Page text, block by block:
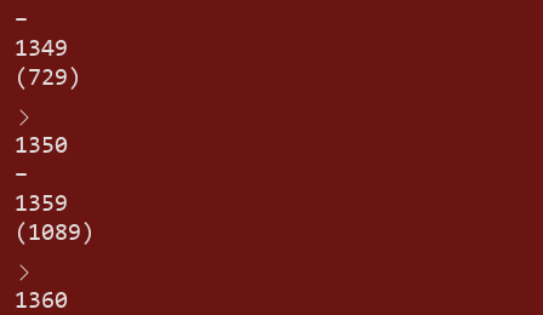
–
1349
(729)
1350
–
1359
(1089)
1360